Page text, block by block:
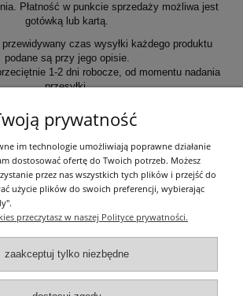
Płatność w punkcie sprzedaży możliwa jest
gotówką lub kartą.
czas wysyłki każdego produktu
podane są przy jego opisie.
1-2 dni robocze, od momentu nadania
przesyłki.
Informacje ogólne
Zakupy
Moje konto
Pozostałe
prywatność
im technologie umożliwiają poprawne działanie
dostosować ofertę do Twoich potrzeb. Możesz
przez nas wszystkich tych plików i przejść do
użycie plików do swoich preferencji, wybierając
przeczytasz w naszej Polityce prywatności.
zaakceptuj tylko niezbędne